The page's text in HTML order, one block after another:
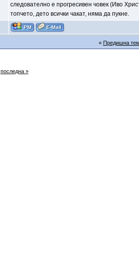
следователно е прогресивен човек (Иво
топчето, дето всички чакат, няма да пукне.
« Предишна
последна »